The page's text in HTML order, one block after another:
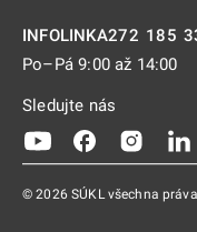
INFOLINKA272 185
Po–Pá 9:00 až 14:00
Sledujte nás
Odkaz se otevře
Odkaz se
© 2026 SÚKL všechna